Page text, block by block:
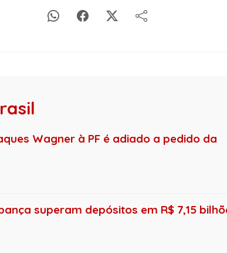
Wagner à PF é adiado a pedido da
superam depósitos em R$ 7,15